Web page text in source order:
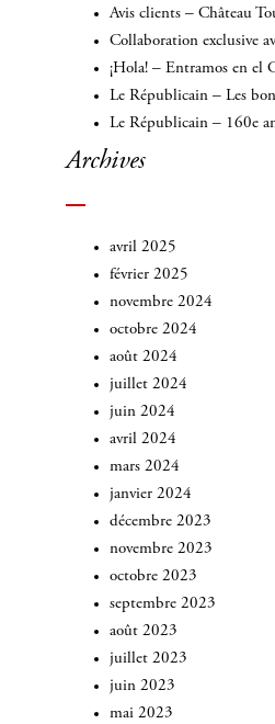
Avis clients – Château
Collaboration exclusive
¡Hola! – Entramos en el
Le Républicain – Les
Le Républicain – 160e
Archives
avril 2025
février 2025
novembre 2024
octobre 2024
août 2024
juillet 2024
juin 2024
avril 2024
mars 2024
janvier 2024
décembre 2023
novembre 2023
octobre 2023
septembre 2023
août 2023
juillet 2023
juin 2023
mai 2023